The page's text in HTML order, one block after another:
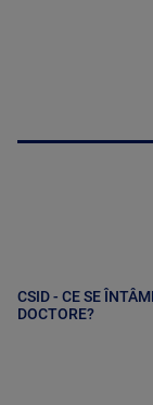
CSID - CE SE
DOCTORE?